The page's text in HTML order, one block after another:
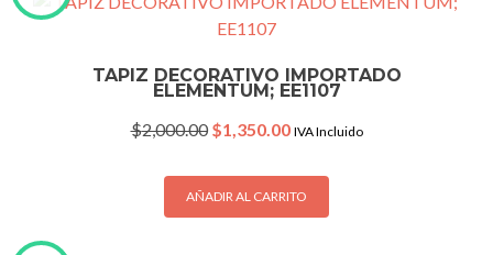
TAPIZ DECORATIVO IMPORTADO
ELEMENTUM; EE1107
$2,000.00 Original
was:
$2,000.00.
$1,350.00Current
is:
$1,350.00.
IVA Incluido
AÑADIR AL CARRITO